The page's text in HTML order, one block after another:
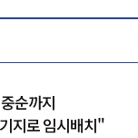
순까지
지로 임시배치"